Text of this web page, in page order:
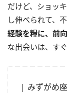
だけど、ショッ
し伸べられて、
経験を糧に、前
な出会いは、す
みずがめ